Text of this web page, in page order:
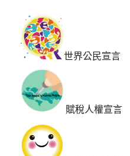
世界公民宣言
賦稅人權宣言